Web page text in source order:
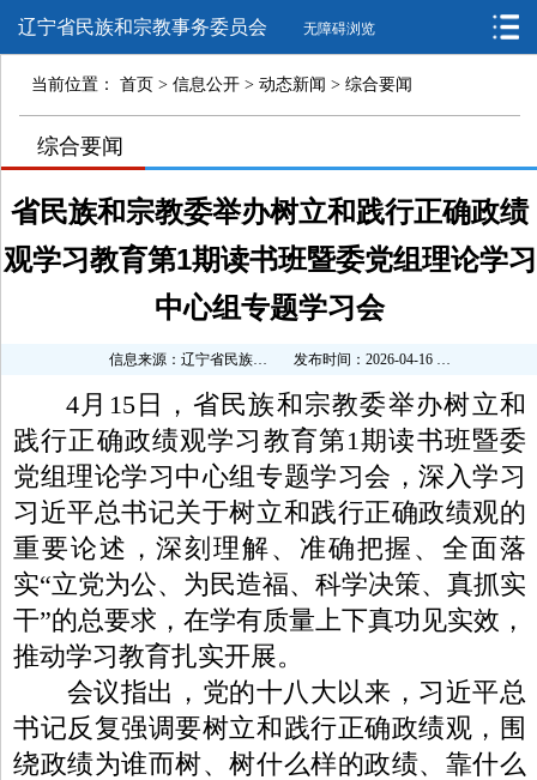
辽宁省民族和宗教事务委员会 无障碍浏览
当前位置： 首页 > 信息公开 > 动态新闻 > 综合要闻
>>>
综合要闻
省民族和宗教委举办树立和践行正确政绩
观学习教育第1期读书班暨委党组理论学习
中心组专题学习会
信息来源：辽宁省民族和宗教事务委员会 发布时间：2026-04-16 17:02:23
4月15日，省民族和宗教委举办树立和
践行正确政绩观学习教育第1期读书班暨委
党组理论学习中心组专题学习会，深入学习
习近平总书记关于树立和践行正确政绩观的
重要论述，深刻理解、准确把握、全面落
实“立党为公、为民造福、科学决策、真抓实
干”的总要求，在学有质量上下真功见实效，
推动学习教育扎实开展。
会议指出，党的十八大以来，习近平总
书记反复强调要树立和践行正确政绩观，围
绕政绩为谁而树、树什么样的政绩、靠什么